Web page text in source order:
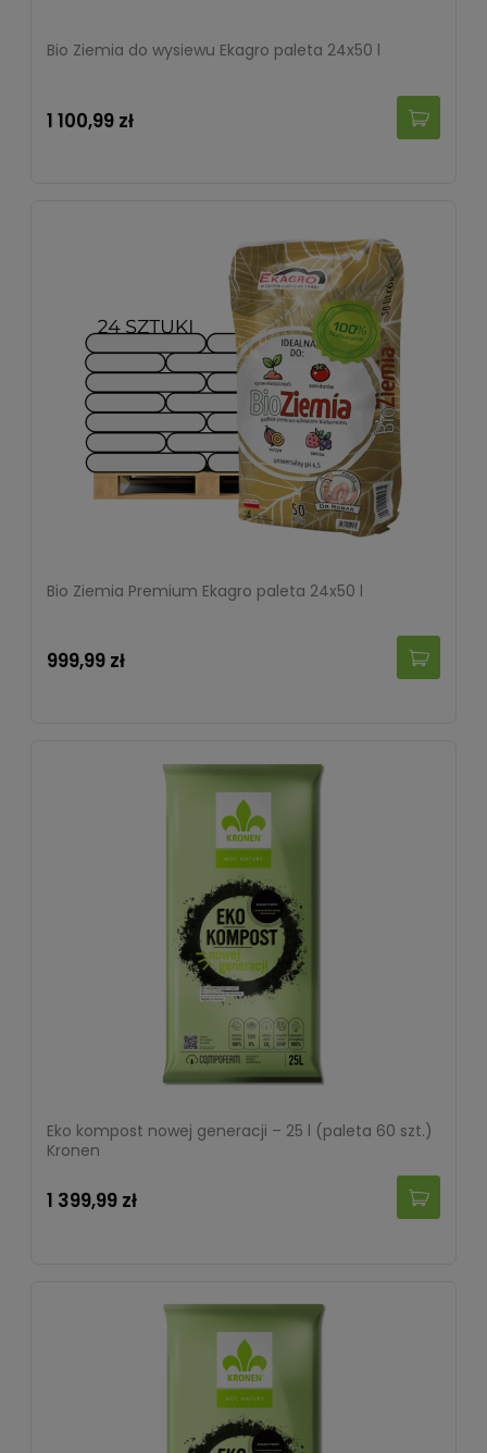
Bio Ziemia do wysiewu Ekagro paleta 24x50 l
1 100,99 zł
Bio Ziemia Premium Ekagro paleta 24x50 l
999,99 zł
Eko kompost nowej generacji – 25 l (paleta 60 szt.)
Kronen
1 399,99 zł